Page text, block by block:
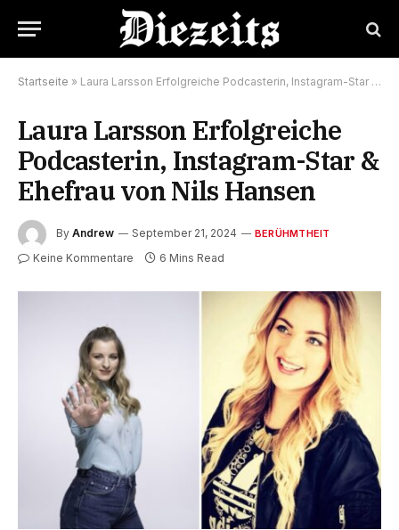
Startseite » Laura Larsson Erfolgreiche Podcasterin, Instagram-Star & Ehefrau von Nils Hansen
Laura Larsson Erfolgreiche
Podcasterin, Instagram-Star &
Ehefrau von Nils Hansen
By Andrew September 21, 2024 BERÜHMTHEIT
Keine Kommentare 6 Mins Read